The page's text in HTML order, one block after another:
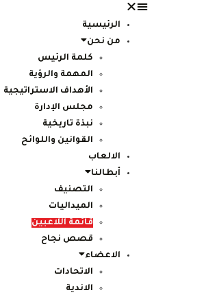
الرئيسية
من نحن
كلمة الرئيس
المهمة والرؤية
الأهداف الاستراتيجية
مجلس الإدارة
نبذة تاريخية
القوانين واللوائح
الالعاب
أبطالنا
التصنيف
الميداليات
قائمة اللاعبين
قصص نجاح
الاعضاء
الاتحادات
الاندية